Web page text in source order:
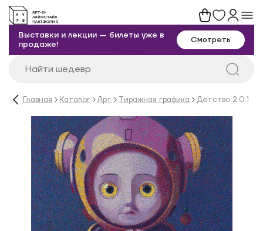
Выставки и лекции — билеты уже в
продаже!
Смотреть
Главная Каталог Арт Тиражная графика Детство 2.0.1